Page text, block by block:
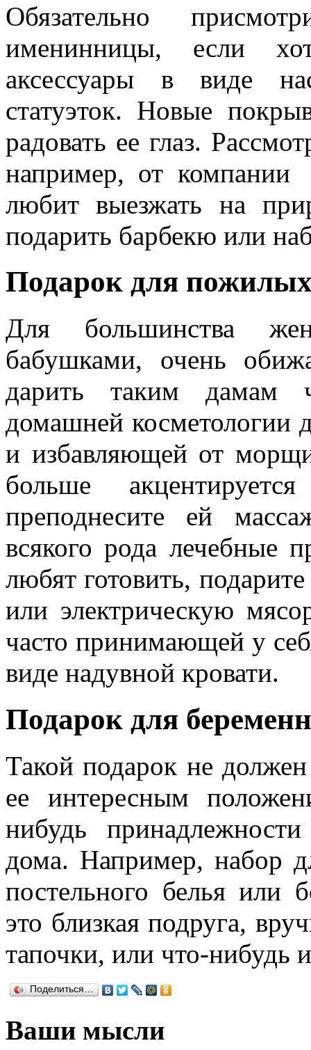
Обязательно
именинницы, если
аксессуары в виде
статуэток. Новые
радовать ее глаз.
например, от
любит выезжать на
подарить барбекю или
Подарок для
Для большинства
бабушками, очень
дарить таким дамам
домашней косметологии
и избавляющей от
больше
преподнесите ей
всякого рода лечебные
любят готовить,
или электрическую
часто принимающей у
виде надувной кровати.
Подарок для
Такой подарок не
ее интересным
нибудь
дома. Например, набор
постельного белья или
это близкая подруга,
тапочки, или что-нибудь
Поделиться…
Ваши мысли